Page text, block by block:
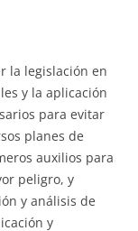
la legislación en
y la aplicación
para evitar
planes de
auxilios para
peligro, y
y análisis de
y